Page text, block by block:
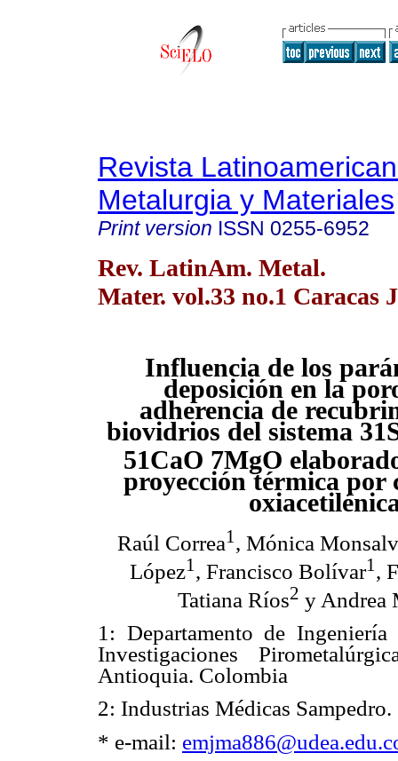
Revista
Metalurgia y Materiales
Print version ISSN 0255-6952
Rev. LatinAm. Metal.
Mater. vol.33 no.1 Caracas
Influencia de los
deposición en la
adherencia de
biovidrios del sistema
51CaO 7MgO
proyección térmica por
Raúl Correa1 , Mónica
López1 , Francisco Bolívar1 ,
Tatiana Ríos2 y Andrea
1: Departamento de
Investigaciones
Antioquia. Colombia
2: Industrias Médicas
* e-mail: